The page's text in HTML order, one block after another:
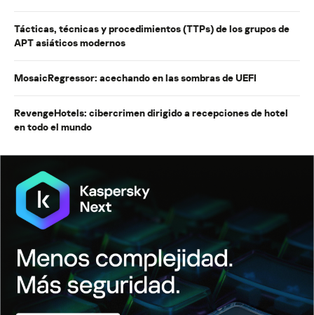
Tácticas, técnicas y procedimientos (TTPs) de los grupos de
APT asiáticos modernos
MosaicRegressor: acechando en las sombras de UEFI
RevengeHotels: cibercrimen dirigido a recepciones de hotel
en todo el mundo